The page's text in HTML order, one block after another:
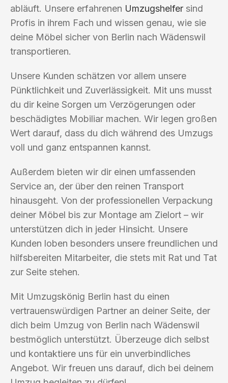
abläuft. Unsere erfahrenen Umzugshelfer sind
Profis in ihrem Fach und wissen genau, wie sie
deine Möbel sicher von Berlin nach Wädenswil
transportieren.
Unsere Kunden schätzen vor allem unsere
Pünktlichkeit und Zuverlässigkeit. Mit uns musst
du dir keine Sorgen um Verzögerungen oder
beschädigtes Mobiliar machen. Wir legen großen
Wert darauf, dass du dich während des Umzugs
voll und ganz entspannen kannst.
Außerdem bieten wir dir einen umfassenden
Service an, der über den reinen Transport
hinausgeht. Von der professionellen Verpackung
deiner Möbel bis zur Montage am Zielort – wir
unterstützen dich in jeder Hinsicht. Unsere
Kunden loben besonders unsere freundlichen und
hilfsbereiten Mitarbeiter, die stets mit Rat und Tat
zur Seite stehen.
Mit Umzugskönig Berlin hast du einen
vertrauenswürdigen Partner an deiner Seite, der
dich beim Umzug von Berlin nach Wädenswil
bestmöglich unterstützt. Überzeuge dich selbst
und kontaktiere uns für ein unverbindliches
Angebot. Wir freuen uns darauf, dich bei deinem